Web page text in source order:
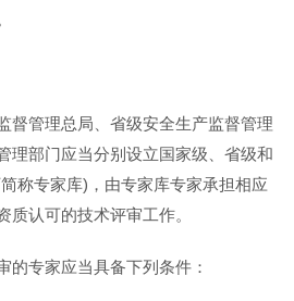
督管理总局、省级安全生产监督管理
理部门应当分别设立国家级、省级和
称专家库)，由专家库专家承担相应
质认可的技术评审工作。
的专家应当具备下列条件：